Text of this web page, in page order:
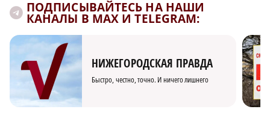
ПОДПИСЫВАЙТЕСЬ НА НАШИ
КАНАЛЫ В MAX И TELEGRAM:
НИЖЕГОРОДСКАЯ ПРАВДА
Быстро, честно, точно. И ничего лишнего